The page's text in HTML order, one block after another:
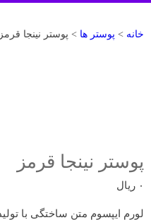
خانه > پوستر ها > پوستر نینجا قرمز
پوستر نینجا قرمز
۰ ریال
لورم ایپسوم متن ساختگی با